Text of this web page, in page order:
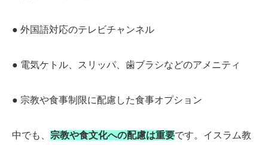
● 外国語対応のテレビチャンネル
● 電気ケトル、スリッパ、歯ブラシなどのアメニティ
● 宗教や食事制限に配慮した食事オプション
中でも、 宗教や食文化への配慮は重要です。イスラム教